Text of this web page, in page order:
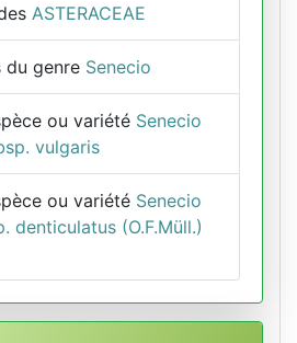
ASTERACEAE
du genre Senecio
ou variété Senecio
vulgaris
ou variété Senecio
denticulatus (O.F.Müll.)